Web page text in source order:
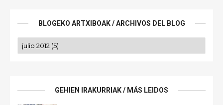
BLOGEKO ARTXIBOAK / ARCHIVOS DEL BLOG
GEHIEN IRAKURRIAK / MÁS LEIDOS